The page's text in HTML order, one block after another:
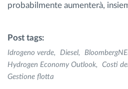
probabilmente aumenterà,
Post tags:
Idrogeno verde Diesel
Hydrogen Economy Outlook
Costi
Gestione flotta